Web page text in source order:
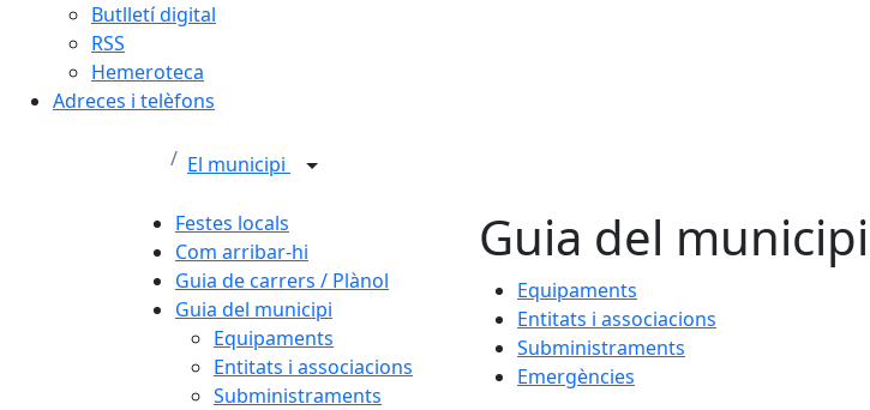
Butlletí digital
RSS
Hemeroteca
Adreces i telèfons
El municipi
Festes locals
Com arribar-hi
Guia de carrers / Plànol
Guia del municipi
Equipaments
Entitats i associacions
Subministraments
Guia del municipi
Equipaments
Entitats i associacions
Subministraments
Emergències